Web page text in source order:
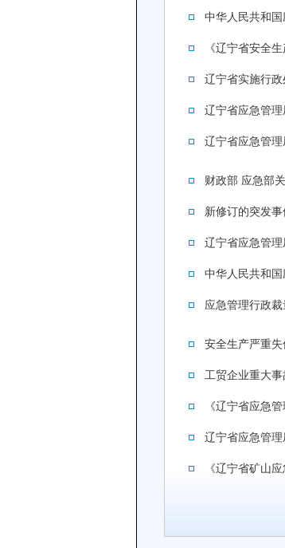
中华人民共和国
《辽宁省安全
辽宁省实施行
辽宁省应急管
辽宁省应急管
财政部 应急部
新修订的突发事
辽宁省应急管
中华人民共和
应急管理行政
安全生产严重
工贸企业重大
《辽宁省应急
辽宁省应急管
《辽宁省矿山